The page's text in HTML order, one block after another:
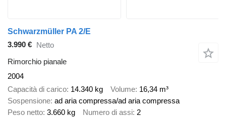
Schwarzmüller PA 2/E
3.990 € Netto
Rimorchio pianale
2004
Capacità di carico 14.340 kg Volume 16,34 m³
Sospensione ad aria compressa/ad aria compressa
Peso netto 3.660 kg Numero di assi 2